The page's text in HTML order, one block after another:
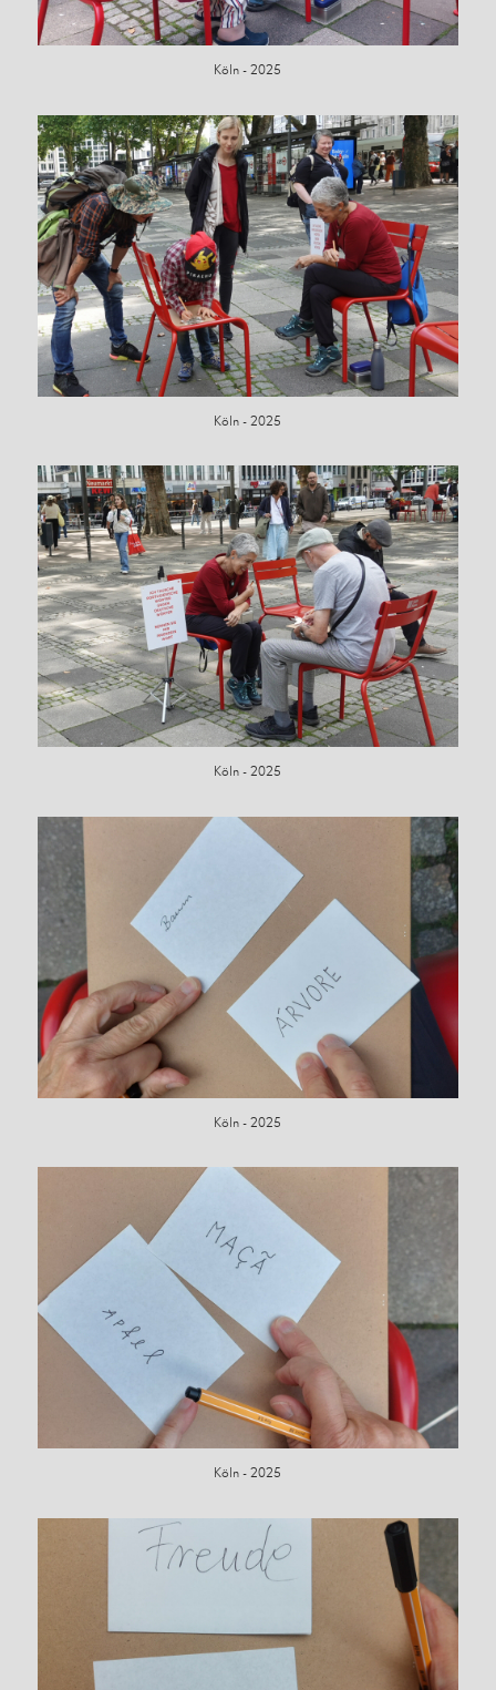
Köln - 2025
Köln - 2025
Köln - 2025
Köln - 2025
Köln - 2025